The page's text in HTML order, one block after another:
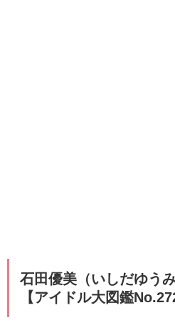
石田優美（いしだゆう
【アイドル大図鑑